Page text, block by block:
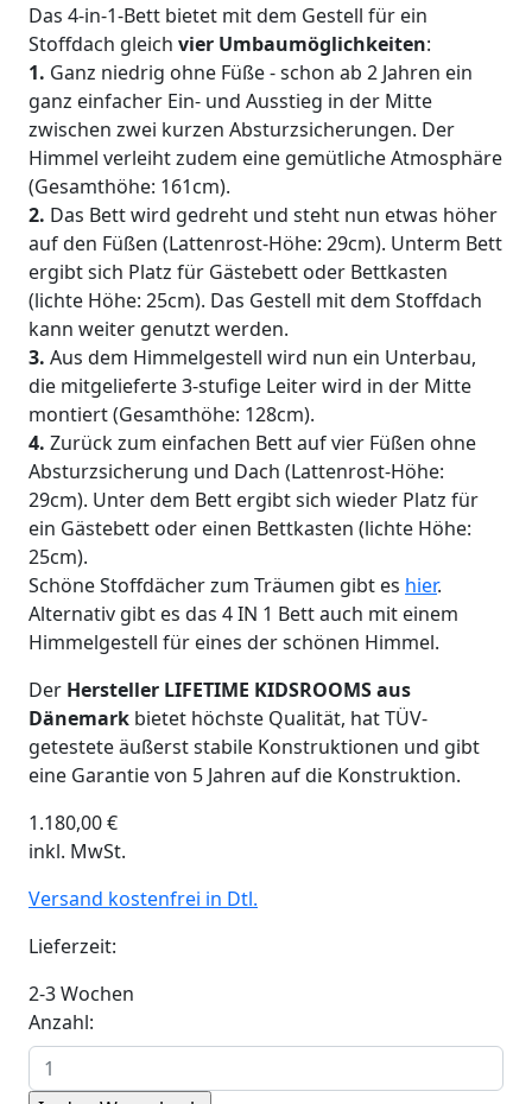
Das 4-in-1-Bett bietet mit dem Gestell für ein
Stoffdach gleich vier Umbaumöglichkeiten:
1. Ganz niedrig ohne Füße - schon ab 2 Jahren ein
ganz einfacher Ein- und Ausstieg in der Mitte
zwischen zwei kurzen Absturzsicherungen. Der
Himmel verleiht zudem eine gemütliche Atmosphäre
(Gesamthöhe: 161cm).
2. Das Bett wird gedreht und steht nun etwas höher
auf den Füßen (Lattenrost-Höhe: 29cm). Unterm Bett
ergibt sich Platz für Gästebett oder Bettkasten
(lichte Höhe: 25cm). Das Gestell mit dem Stoffdach
kann weiter genutzt werden.
3. Aus dem Himmelgestell wird nun ein Unterbau,
die mitgelieferte 3-stufige Leiter wird in der Mitte
montiert (Gesamthöhe: 128cm).
4. Zurück zum einfachen Bett auf vier Füßen ohne
Absturzsicherung und Dach (Lattenrost-Höhe:
29cm). Unter dem Bett ergibt sich wieder Platz für
ein Gästebett oder einen Bettkasten (lichte Höhe:
25cm).
Schöne Stoffdächer zum Träumen gibt es hier.
Alternativ gibt es das 4 IN 1 Bett auch mit einem
Himmelgestell für eines der schönen Himmel.
Der Hersteller LIFETIME KIDSROOMS aus
Dänemark bietet höchste Qualität, hat TÜV-
getestete äußerst stabile Konstruktionen und gibt
eine Garantie von 5 Jahren auf die Konstruktion.
1.180,00€
inkl. MwSt.
Versand kostenfrei in Dtl.
Lieferzeit:
2-3 Wochen
Anzahl: